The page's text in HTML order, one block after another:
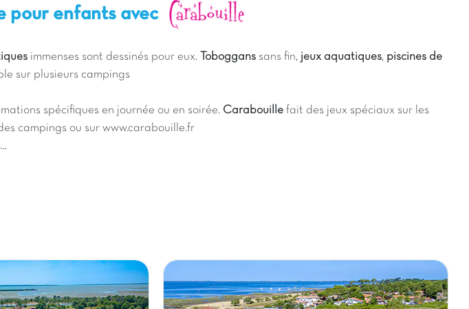
pour enfants avec
immenses sont dessinés pour eux. Toboggans sans fin, jeux aquatiques, piscines de
sur plusieurs campings
spécifiques en journée ou en soirée. Carabouille fait des jeux spéciaux sur les
campings ou sur www.carabouille.fr